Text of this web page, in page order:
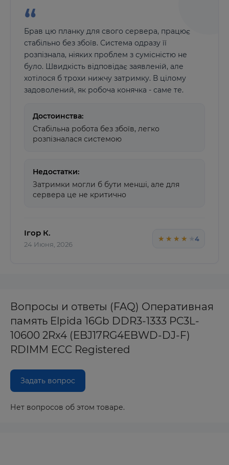
★★★★★
★★★★★4
Ігор К.
24 Июня, 2026
Брав цю планку для свого сервера, працює
стабільно без збоїв. Система одразу її
розпізнала, ніяких проблем з сумісністю не
було. Швидкість відповідає заявленій, але
хотілося б трохи нижчу затримку. В цілому
задоволений, як робоча конячка - саме те.
Достоинства:
Стабільна робота без збоїв, легко
розпізналася системою
Недостатки:
Затримки могли б бути менші, але для
сервера це не критично
Вопросы и ответы (FAQ) Оперативная
память Elpida 16Gb DDR3-1333 PC3L-
10600 2Rx4 (EBJ17RG4EBWD-DJ-F)
RDIMM ECC Registered
Задать вопрос
Нет вопросов об этом товаре.